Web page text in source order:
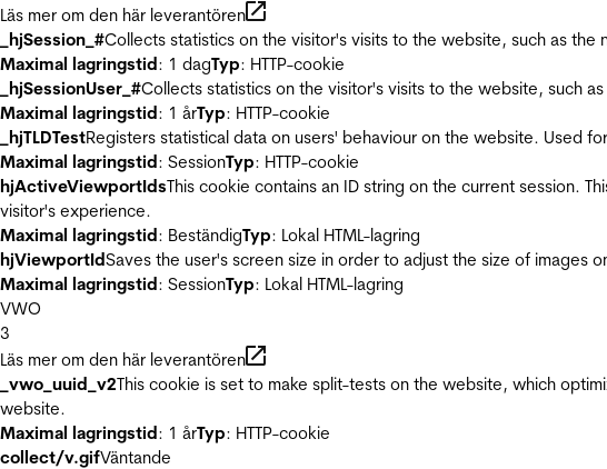
Läs mer om den här leverantören
_hjSession_#Collects statistics on the visitor's visits to the website, such as
Maximal lagringstid: 1 dagTyp: HTTP-cookie
_hjSessionUser_#Collects statistics on the visitor's visits to the website, such
Maximal lagringstid: 1 årTyp: HTTP-cookie
_hjTLDTestRegisters statistical data on users' behaviour on the website. Used
Maximal lagringstid: SessionTyp: HTTP-cookie
hjActiveViewportIdsThis cookie contains an ID string on the current session.
visitor's experience.
Maximal lagringstid: BeständigTyp: Lokal HTML-lagring
hjViewportIdSaves the user's screen size in order to adjust the size of images
Maximal lagringstid: SessionTyp: Lokal HTML-lagring
VWO
3
Läs mer om den här leverantören
_vwo_uuid_v2This cookie is set to make split-tests on the website, which
website.
Maximal lagringstid: 1 årTyp: HTTP-cookie
collect/v.gifVäntande